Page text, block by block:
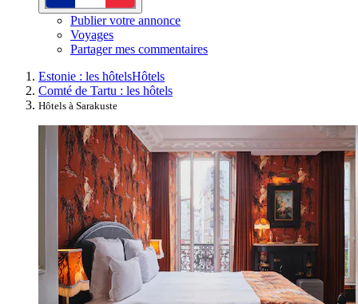
Publier votre annonce
Voyages
Partager mes commentaires
Estonie : les hôtelsHôtels
Comté de Tartu : les hôtels
Hôtels à Sarakuste